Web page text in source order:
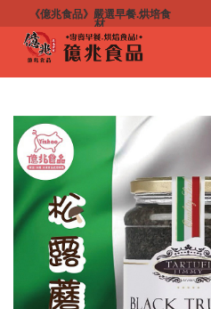
《億兆食品》嚴選早餐.烘培食
材